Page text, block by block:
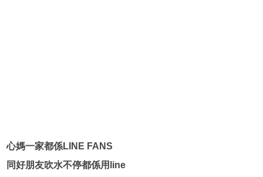
心媽一家都係LINE FANS
同好朋友吹水不停都係用line